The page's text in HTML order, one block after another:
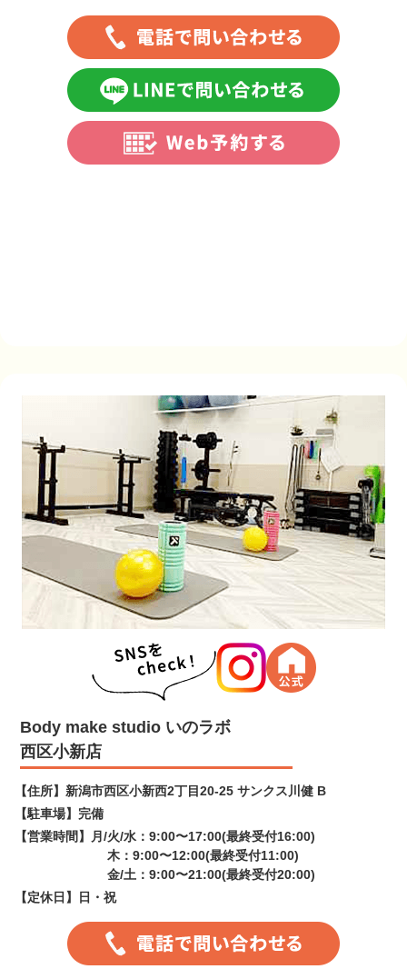
Body make studio いのラボ
西区小新店
【住所】 新潟市西区小新西2丁目20-25 サンクス川健 B
【駐車場】 完備
【営業時間】
月/火/水：9:00〜17:00(最終受付16:00)
木：9:00〜12:00(最終受付11:00)
金/土：9:00〜21:00(最終受付20:00)
【定休日】
日・祝